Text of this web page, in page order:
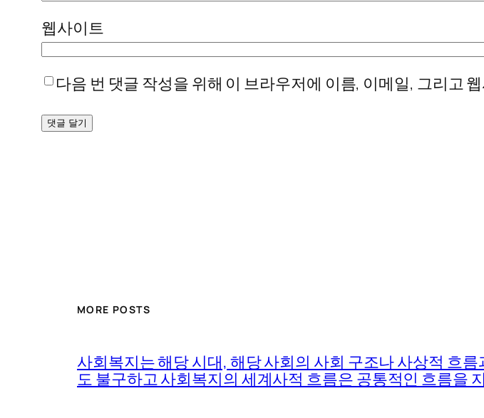
웹사이트
다음 번 댓글 작성을 위해 이 브라우저에 이름, 이메일, 그리고
MORE POSTS
사회복지는 해당 시대, 해당 사회의 사회 구조나 사상적 흐
도 불구하고 사회복지의 세계사적 흐름은 공통적인 흐름을